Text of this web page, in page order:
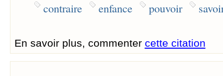
contraire enfance pouvoir
En savoir plus, commenter cette citation